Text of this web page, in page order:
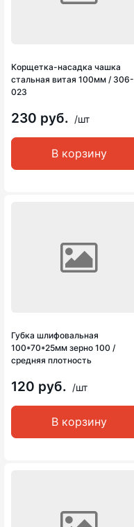
Корщетка-насадка чашка
стальная витая 100мм / 306-
023
230 руб. /шт
В корзину
Губка шлифовальная
100*70*25мм зерно 100 /
средняя плотность
120 руб. /шт
В корзину